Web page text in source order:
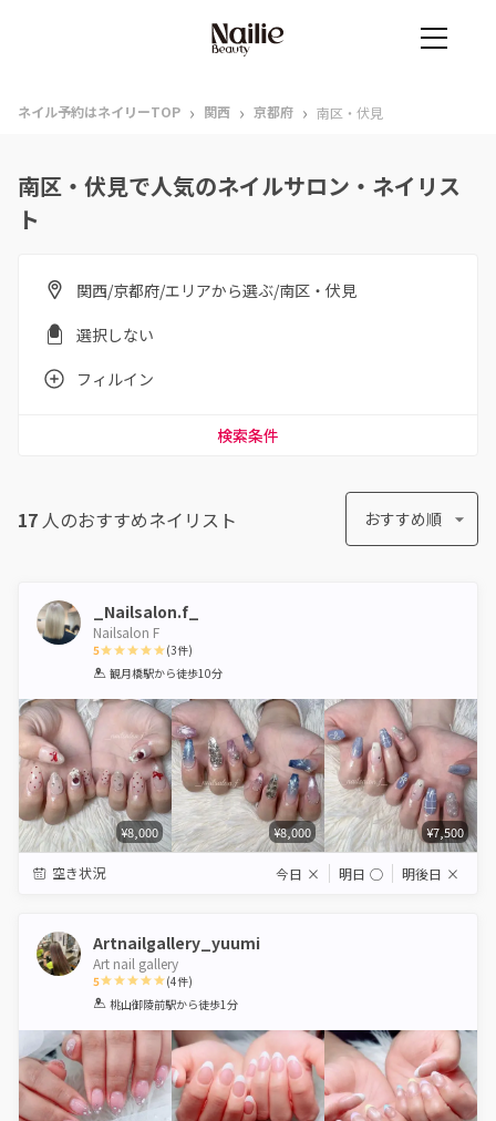
ネイル予約はネイリーTOP › 関西 › 京都府 › 南区・伏見
南区・伏見で人気のネイルサロン・ネイリス
ト
関西/京都府/エリアから選ぶ/南区・伏見
選択しない
フィルイン
検索条件
17 人のおすすめネイリスト おすすめ順
_Nailsalon.f_
Nailsalon F
5
1 2 3 4 5
(3件)
観月橋駅から徒歩10分
¥8,000 ¥8,000 ¥7,500
空き状況 今日 × 明日 ◯ 明後日 ×
Artnailgallery_yuumi
Art nail gallery
5
1 2 3 4 5
(4件)
桃山御陵前駅から徒歩1分